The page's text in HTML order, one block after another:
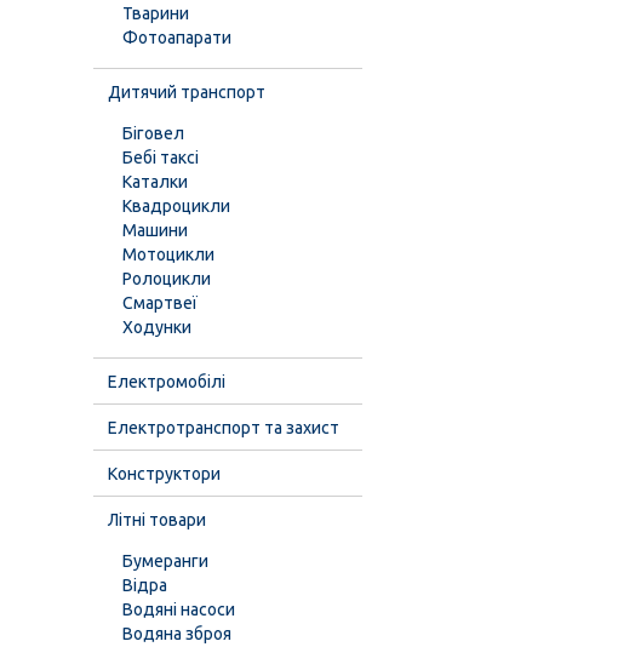
Тварини
Фотоапарати
Дитячий транспорт
Біговел
Бебі таксі
Каталки
Квадроцикли
Машини
Мотоцикли
Ролоцикли
Смартвеї
Ходунки
Електромобілі
Електротранспорт та захист
Конструктори
Літні товари
Бумеранги
Відра
Водяні насоси
Водяна зброя